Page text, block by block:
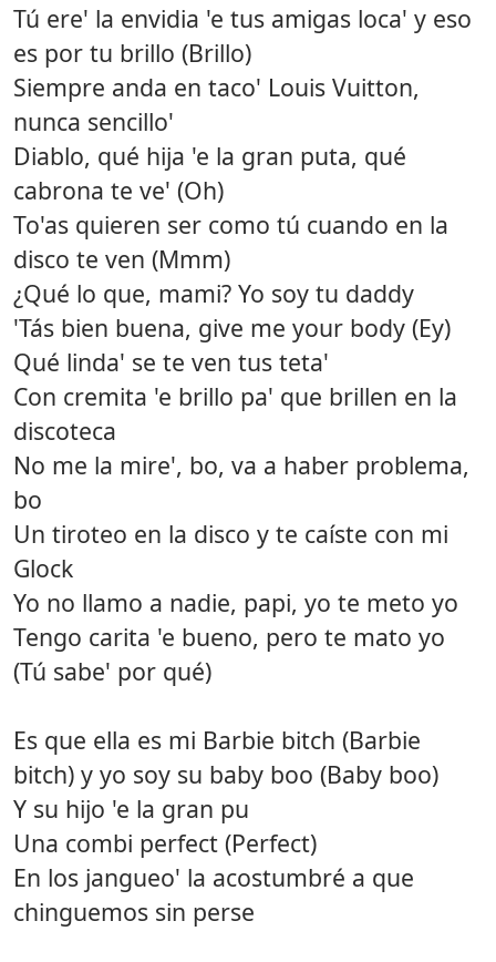
Tú ere' la envidia 'e tus amigas loca' y eso
es por tu brillo (Brillo)
Siempre anda en taco' Louis Vuitton,
nunca sencillo'
Diablo, qué hija 'e la gran puta, qué
cabrona te ve' (Oh)
To'as quieren ser como tú cuando en la
disco te ven (Mmm)
¿Qué lo que, mami? Yo soy tu daddy
'Tás bien buena, give me your body (Ey)
Qué linda' se te ven tus teta'
Con cremita 'e brillo pa' que brillen en la
discoteca
No me la mire', bo, va a haber problema,
bo
Un tiroteo en la disco y te caíste con mi
Glock
Yo no llamo a nadie, papi, yo te meto yo
Tengo carita 'e bueno, pero te mato yo
(Tú sabe' por qué)
Es que ella es mi Barbie bitch (Barbie
bitch) y yo soy su baby boo (Baby boo)
Y su hijo 'e la gran pu
Una combi perfect (Perfect)
En los jangueo' la acostumbré a que
chinguemos sin perse